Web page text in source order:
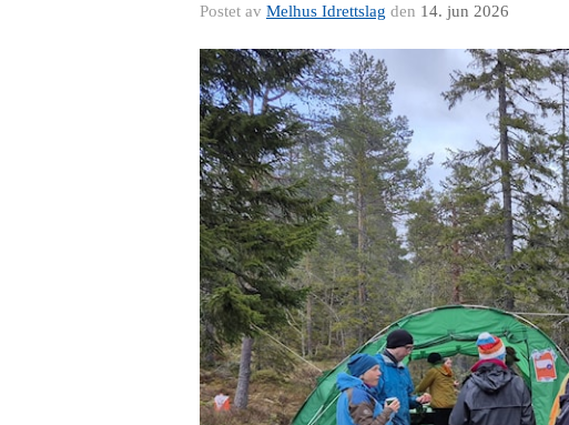
Postet av Melhus Idrettslag den 14. jun 2026